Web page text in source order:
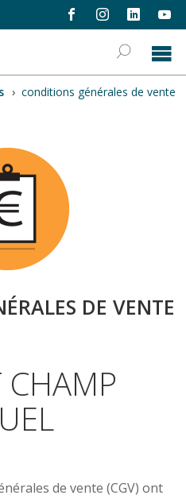
› conditions générales de vente
DE VENTE
CHAMP
de vente (CGV) ont